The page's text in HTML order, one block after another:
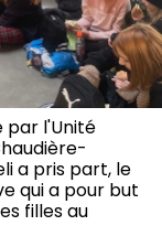
par l'Unité
a pris part, le
qui a pour but
filles au